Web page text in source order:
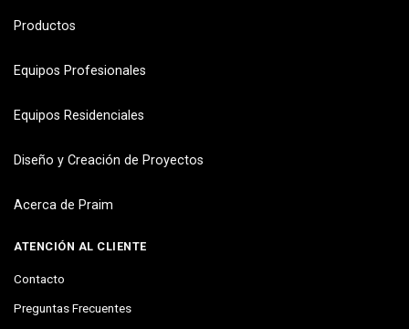
Productos
Equipos Profesionales
Equipos Residenciales
Diseño y Creación de Proyectos
Acerca de Praim
ATENCIÓN AL CLIENTE
Contacto
Preguntas Frecuentes